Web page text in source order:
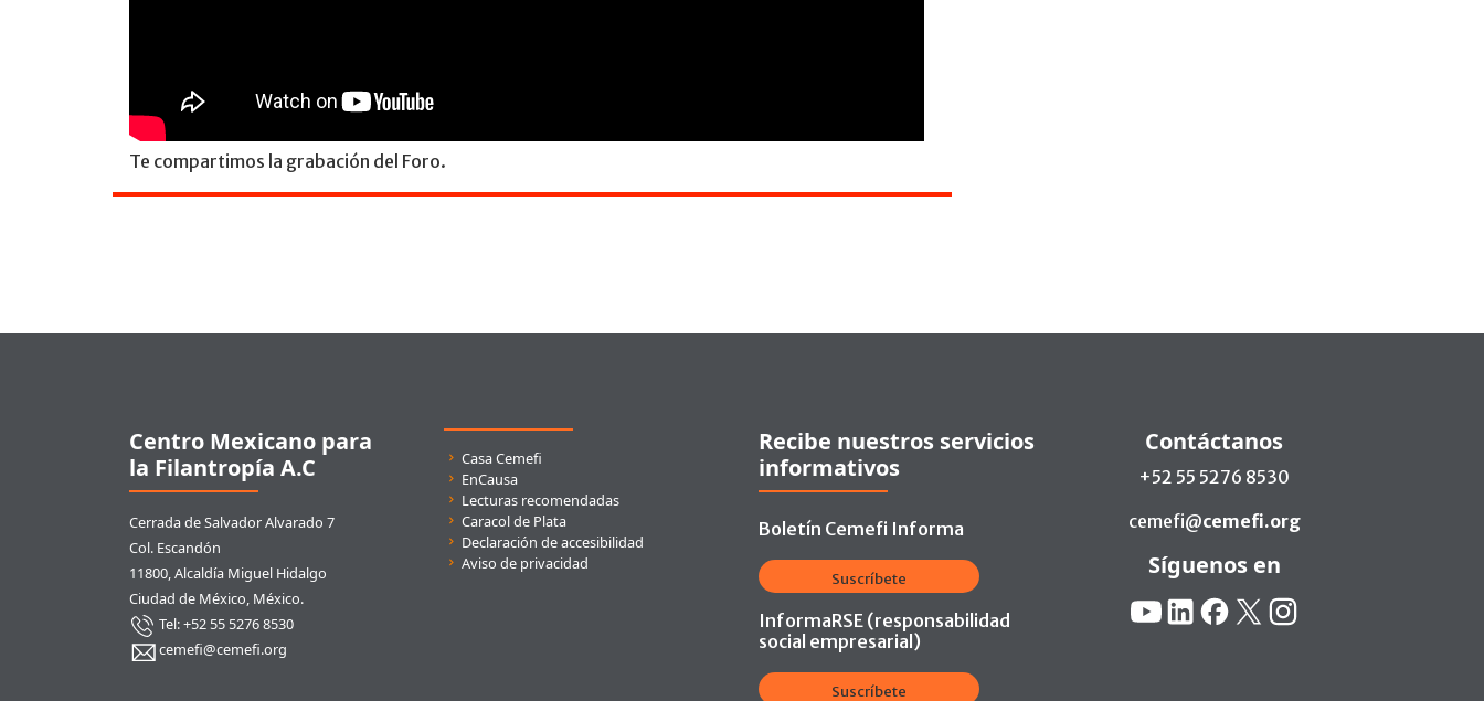
Te compartimos la grabación del Foro.
Centro Mexicano para
la Filantropía A.C
Cerrada de Salvador Alvarado 7
Col. Escandón
11800, Alcaldía Miguel Hidalgo
Ciudad de México, México.
Tel: +52 55 5276 8530
cemefi@cemefi.org
Enlaces rápidos
Casa Cemefi
EnCausa
Lecturas recomendadas
Caracol de Plata
Declaración de accesibilidad
Aviso de privacidad
Recibe nuestros servicios
informativos
Boletín Cemefi Informa
Suscríbete
InformaRSE (responsabilidad
social empresarial)
Suscríbete
Contáctanos
+52 55 5276 8530
cemefi@cemefi.org
Síguenos en
Redes Sociales:
YouTubeLinkedinFacebook
X Instagram